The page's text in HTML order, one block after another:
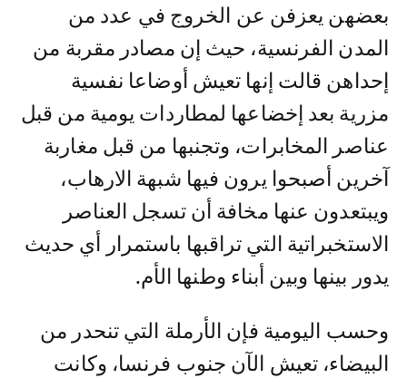
بعضهن يعزفن عن الخروج في عدد من
المدن الفرنسية، حيث إن مصادر مقربة من
إحداهن قالت إنها تعيش أوضاعا نفسية
مزرية بعد إخضاعها لمطاردات يومية من قبل
عناصر المخابرات، وتجنبها من قبل مغاربة
آخرين أصبحوا يرون فيها شبهة الارهاب،
ويبتعدون عنها مخافة أن تسجل العناصر
الاستخبراتية التي تراقبها باستمرار أي حديث
يدور بينها وبين أبناء وطنها الأم.
وحسب اليومية فإن الأرملة التي تنحدر من
البيضاء، تعيش الآن جنوب فرنسا، وكانت